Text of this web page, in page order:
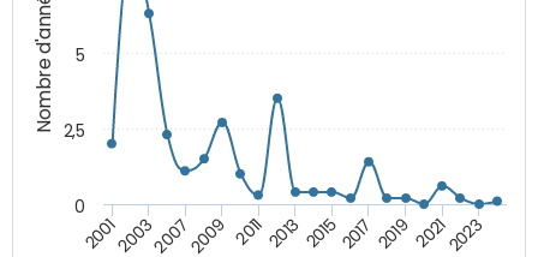
Nombre d'années
2001200320072009 2011 2013 20152017 2019 20212023
0
2,5
5